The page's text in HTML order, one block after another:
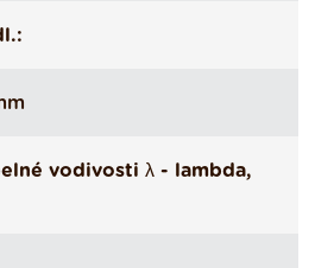
vodivosti λ - lambda,